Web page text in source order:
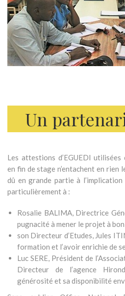
Un
Les attestions d’EGUEDI utilisées
en fin de stage n’entachent en rien
dû en grande partie à
particulièrement à :
Rosalie BALIMA, Directrice
pugnacité à mener le projet à
son Directeur d’Etudes, Jules
formation et l’avoir enrichie de
Luc SERE, Président de
Directeur de l’agence
générosité et sa disponibilité